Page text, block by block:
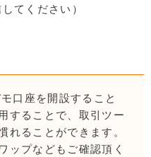
てください）
口座を開設すること
することで、取引ツー
れることができます。
ップなどもご確認頂く